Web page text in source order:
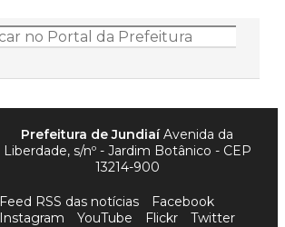
Prefeitura de JundiaíAvenida da
Liberdade, s/nº - Jardim Botânico - CEP
13214-900
Feed RSS das notícias
Facebook
Instagram
YouTube Flickr Twitter